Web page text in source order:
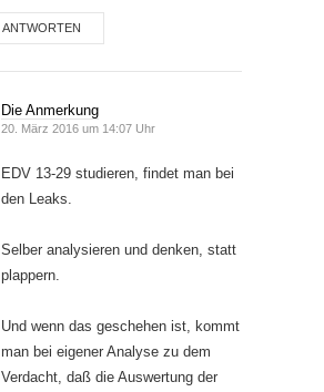
ANTWORTEN
Die Anmerkung
20. März 2016 um 14:07 Uhr
EDV 13-29 studieren, findet man bei
den Leaks.
Selber analysieren und denken, statt
plappern.
Und wenn das geschehen ist, kommt
man bei eigener Analyse zu dem
Verdacht, daß die Auswertung der